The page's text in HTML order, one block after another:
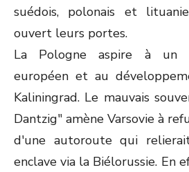
suédois, polonais et
ouvert leurs portes.
La Pologne aspire à un
européen et au
Kaliningrad. Le mauvais
Dantzig" amène Varsovie à
d'une autoroute qui
enclave via la Biélorussie. En